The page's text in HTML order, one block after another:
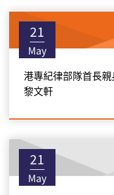
21
May
港專紀律部隊首長
黎文軒
21
May